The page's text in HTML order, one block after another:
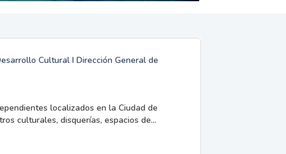
Cultural I Dirección General de
localizados en la Ciudad de
culturales, disquerías, espacios de...